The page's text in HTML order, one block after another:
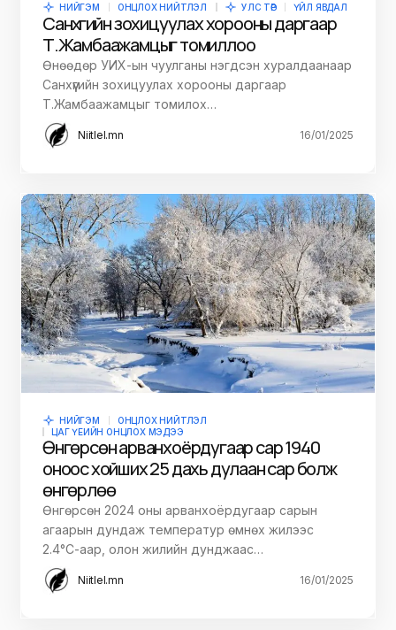
НИЙГЭМ ОНЦЛОХ НИЙТЛЭЛ УЛС ТӨР ҮЙЛ ЯВДАЛ
Санхүүгийн зохицуулах хорооны даргаар
Т.Жамбаажамцыг томиллоо
Өнөөдөр УИХ-ын чуулганы нэгдсэн хуралдаанаар
Санхүүгийн зохицуулах хорооны даргаар
Т.Жамбаажамцыг томилох…
Niitlel.mn 16/01/2025
НИЙГЭМ
ОНЦЛОХ НИЙТЛЭЛ
ЦАГ ҮЕИЙН ОНЦЛОХ МЭДЭЭ
Өнгөрсөн арванхоёрдугаар сар 1940
оноос хойших 25 дахь дулаан сар болж
өнгөрлөө
Өнгөрсөн 2024 оны арванхоёрдугаар сарын
агаарын дундаж температур өмнөх жилээс
2.4°С-аар, олон жилийн дунджаас…
Niitlel.mn 16/01/2025